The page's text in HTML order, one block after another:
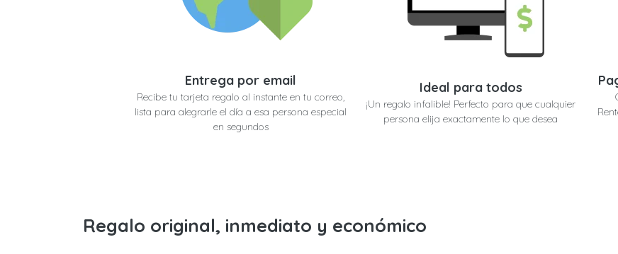
Entrega por email
Recibe tu tarjeta regalo al instante en tu correo,
lista para alegrarle el día a esa persona especial
en segundos
Ideal para todos
¡Un regalo infalible! Perfecto para que cualquier
persona elija exactamente lo que desea
Regalo original, inmediato y económico